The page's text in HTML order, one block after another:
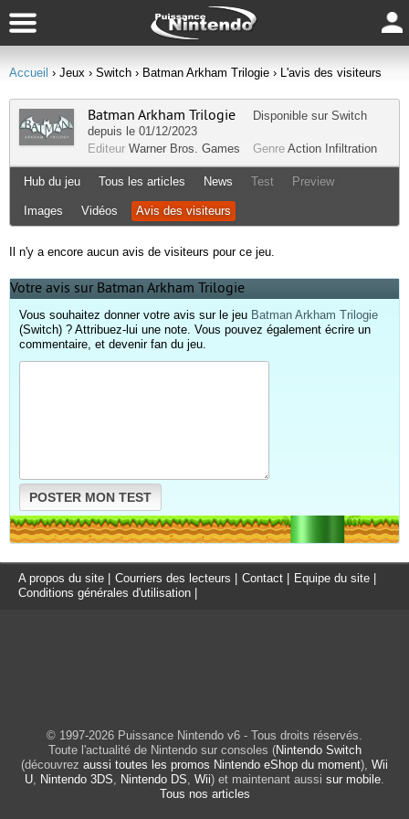
Accueil › Jeux › Switch › Batman Arkham Trilogie › L'avis des visiteurs
Batman Arkham Trilogie Disponible sur Switch
depuis le 01/12/2023
Editeur Warner Bros. Games Genre Action Infiltration
Hub du jeu Tous les articles News Test Preview
Images Vidéos Avis des visiteurs
Il n'y a encore aucun avis de visiteurs pour ce jeu.
Votre avis sur Batman Arkham Trilogie
Vous souhaitez donner votre avis sur le jeu Batman Arkham Trilogie
(Switch) ? Attribuez-lui une note. Vous pouvez également écrire un
commentaire, et devenir fan du jeu.
POSTER MON TEST
A propos du site Courriers des lecteurs Contact Equipe du site
Conditions générales d'utilisation
© 1997-2026 Puissance Nintendo v6 - Tous droits réservés.
Toute l'actualité de Nintendo sur consoles (Nintendo Switch
(découvrez aussi toutes les promos Nintendo eShop du moment), Wii
U, Nintendo 3DS, Nintendo DS, Wii) et maintenant aussi sur mobile.
Tous nos articles